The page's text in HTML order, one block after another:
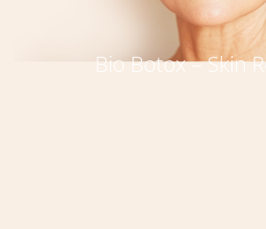
Bio Botox – Skin